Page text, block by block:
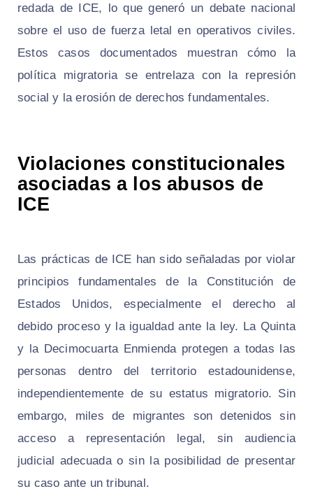
redada de ICE, lo que generó un debate nacional
sobre el uso de fuerza letal en operativos civiles.
Estos casos documentados muestran cómo la
política migratoria se entrelaza con la represión
social y la erosión de derechos fundamentales.
Violaciones constitucionales
asociadas a los abusos de
ICE
Las prácticas de ICE han sido señaladas por violar
principios fundamentales de la Constitución de
Estados Unidos, especialmente el derecho al
debido proceso y la igualdad ante la ley. La Quinta
y la Decimocuarta Enmienda protegen a todas las
personas dentro del territorio estadounidense,
independientemente de su estatus migratorio. Sin
embargo, miles de migrantes son detenidos sin
acceso a representación legal, sin audiencia
judicial adecuada o sin la posibilidad de presentar
su caso ante un tribunal.